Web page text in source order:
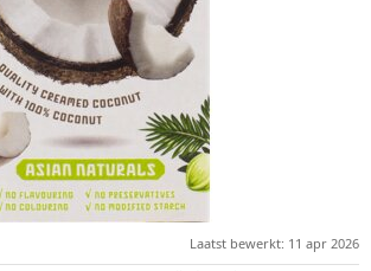
Laatst bewerkt: 11 apr 2026